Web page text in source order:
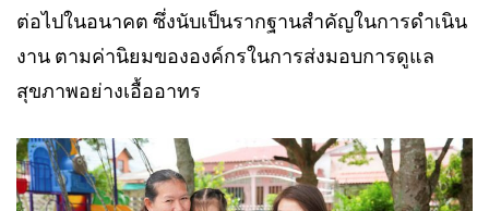
ต่อไปในอนาคต ซึ่งนับเป็นรากฐานสำคัญในการดำเนิน
งาน ตามค่านิยมขององค์กรในการส่งมอบการดูแล
สุขภาพอย่างเอื้ออาทร